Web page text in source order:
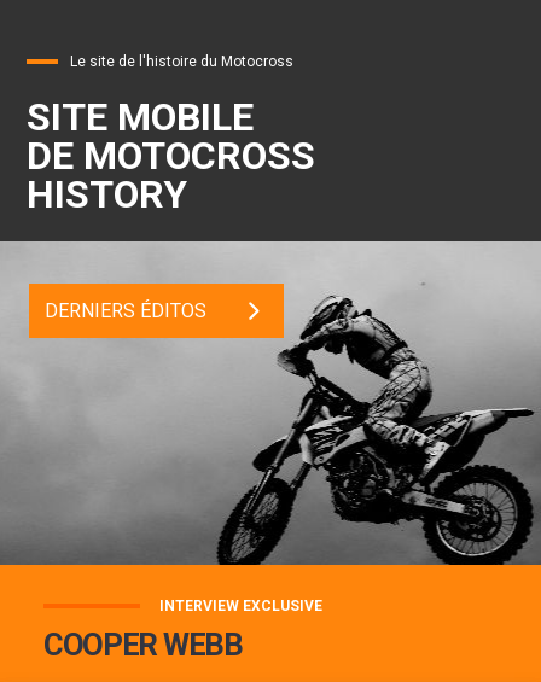
Le site de l'histoire du Motocross
SITE MOBILE
DE MOTOCROSS
HISTORY
DERNIERS ÉDITOS
INTERVIEW EXCLUSIVE
COOPER WEBB